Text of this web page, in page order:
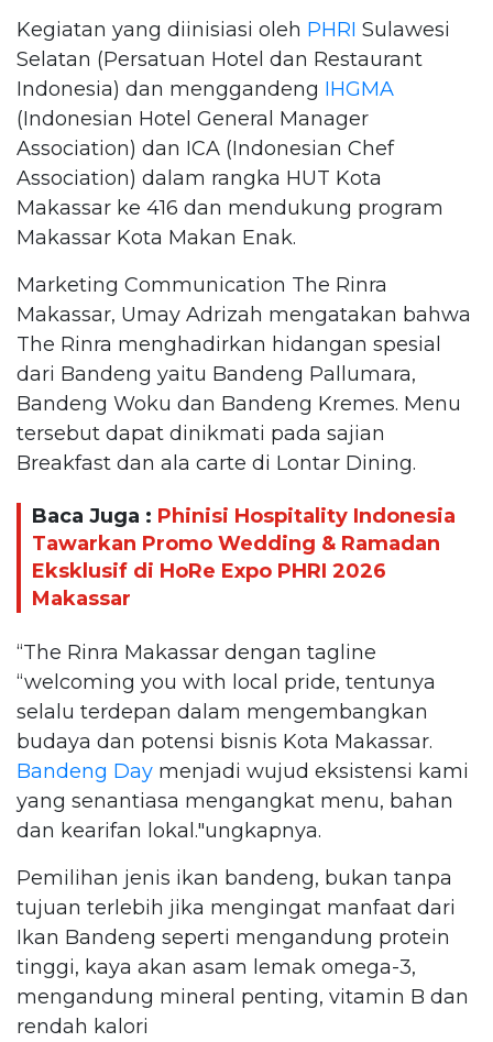
Kegiatan yang diinisiasi oleh PHRI Sulawesi
Selatan (Persatuan Hotel dan Restaurant
Indonesia) dan menggandeng IHGMA
(Indonesian Hotel General Manager
Association) dan ICA (Indonesian Chef
Association) dalam rangka HUT Kota
Makassar ke 416 dan mendukung program
Makassar Kota Makan Enak.
Marketing Communication The Rinra
Makassar, Umay Adrizah mengatakan bahwa
The Rinra menghadirkan hidangan spesial
dari Bandeng yaitu Bandeng Pallumara,
Bandeng Woku dan Bandeng Kremes. Menu
tersebut dapat dinikmati pada sajian
Breakfast dan ala carte di Lontar Dining.
Baca Juga : Phinisi Hospitality Indonesia
Tawarkan Promo Wedding & Ramadan
Eksklusif di HoRe Expo PHRI 2026
Makassar
“The Rinra Makassar dengan tagline
“welcoming you with local pride, tentunya
selalu terdepan dalam mengembangkan
budaya dan potensi bisnis Kota Makassar.
Bandeng Day menjadi wujud eksistensi kami
yang senantiasa mengangkat menu, bahan
dan kearifan lokal."ungkapnya.
Pemilihan jenis ikan bandeng, bukan tanpa
tujuan terlebih jika mengingat manfaat dari
Ikan Bandeng seperti mengandung protein
tinggi, kaya akan asam lemak omega-3,
mengandung mineral penting, vitamin B dan
rendah kalori